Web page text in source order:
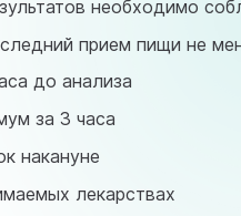
необходимо
прием пищи не
до анализа
за 3 часа
накануне
лекарствах